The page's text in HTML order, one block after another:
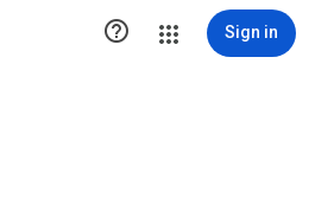
 Sign in